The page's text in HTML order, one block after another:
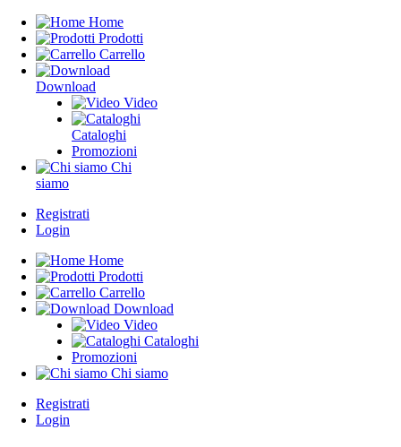
Home
Prodotti
Carrello
Download
Video
Cataloghi
Promozioni
Chi
siamo
Registrati
Login
Home
Prodotti
Carrello
Download
Video
Cataloghi
Promozioni
Chi siamo
Registrati
Login